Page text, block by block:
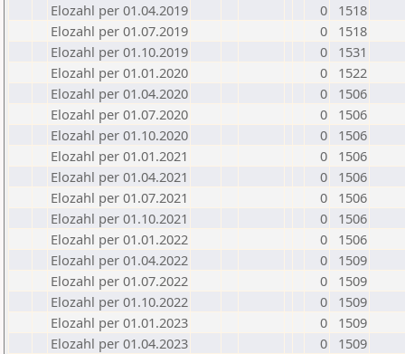
Elozahl per 01.04.2019
0
1518
Elozahl per 01.07.2019
0
1518
Elozahl per 01.10.2019
0
1531
Elozahl per 01.01.2020
0
1522
Elozahl per 01.04.2020
0
1506
Elozahl per 01.07.2020
0
1506
Elozahl per 01.10.2020
0
1506
Elozahl per 01.01.2021
0
1506
Elozahl per 01.04.2021
0
1506
Elozahl per 01.07.2021
0
1506
Elozahl per 01.10.2021
0
1506
Elozahl per 01.01.2022
0
1506
Elozahl per 01.04.2022
0
1509
Elozahl per 01.07.2022
0
1509
Elozahl per 01.10.2022
0
1509
Elozahl per 01.01.2023
0
1509
Elozahl per 01.04.2023
0
1509